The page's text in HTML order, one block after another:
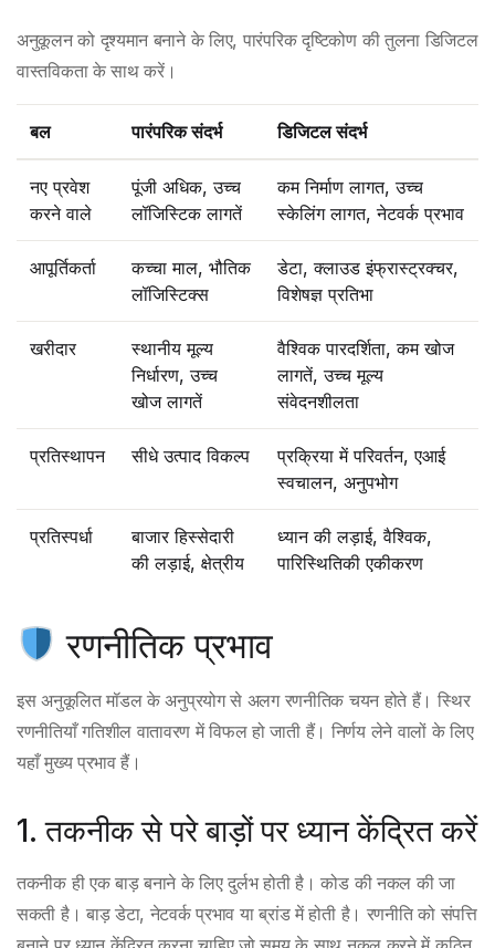
अनुकूलन को दृश्यमान बनाने के लिए, पारंपरिक दृष्टिकोण की तुलना डिजिटल
वास्तविकता के साथ करें।
बल पारंपरिक संदर्भ डिजिटल संदर्भ
नए प्रवेश
करने वाले
पूंजी अधिक, उच्च
लॉजिस्टिक लागतें
कम निर्माण लागत, उच्च
स्केलिंग लागत, नेटवर्क प्रभाव
आपूर्तिकर्ता
कच्चा माल, भौतिक
लॉजिस्टिक्स
डेटा, क्लाउड इंफ्रास्ट्रक्चर,
विशेषज्ञ प्रतिभा
खरीदार
स्थानीय मूल्य
निर्धारण, उच्च
खोज लागतें
वैश्विक पारदर्शिता, कम खोज
लागतें, उच्च मूल्य
संवेदनशीलता
प्रतिस्थापन सीधे उत्पाद विकल्प
प्रक्रिया में परिवर्तन, एआई
स्वचालन, अनुपभोग
प्रतिस्पर्धा
बाजार हिस्सेदारी
की लड़ाई, क्षेत्रीय
ध्यान की लड़ाई, वैश्विक,
पारिस्थितिकी एकीकरण
रणनीतिक प्रभाव
इस अनुकूलित मॉडल के अनुप्रयोग से अलग रणनीतिक चयन होते हैं। स्थिर
रणनीतियाँ गतिशील वातावरण में विफल हो जाती हैं। निर्णय लेने वालों के लिए
यहाँ मुख्य प्रभाव हैं।
1. तकनीक से परे बाड़ों पर ध्यान केंद्रित करें
तकनीक ही एक बाड़ बनाने के लिए दुर्लभ होती है। कोड की नकल की जा
सकती है। बाड़ डेटा, नेटवर्क प्रभाव या ब्रांड में होती है। रणनीति को संपत्ति